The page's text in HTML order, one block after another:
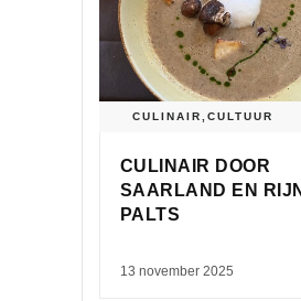
CULINAIR CULTUUR
CULINAIR DOOR
SAARLAND EN
PALTS
13 november 2025